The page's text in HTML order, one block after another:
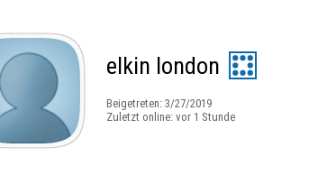
elkin london
Beigetreten: 3/27/2019
Zuletzt online: vor 1 Stunde